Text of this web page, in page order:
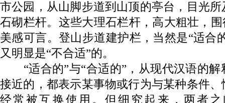
市公园，从山脚步道到山顶的亭台，目光
石砌栏杆。这些大理石栏杆，高大粗壮，
美感可言。登山步道建护栏，当然是“适合
又明显是“不合适”的。
“适合的”与“合适的”，从现代汉语的解
接近的，都表示某事物或行为与某种条件
经常被互换使用。但细究起来，两者